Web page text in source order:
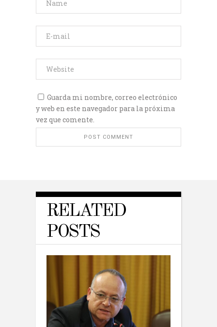
Guarda mi nombre, correo electrónico
y web en este navegador para la próxima
vez que comente.
RELATED
POSTS